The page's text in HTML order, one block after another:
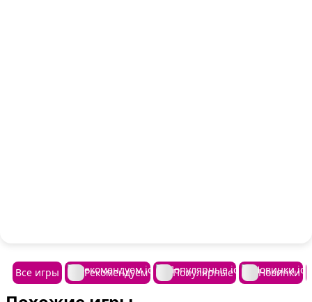
Все игры Рекомендуем Популярные Новинки